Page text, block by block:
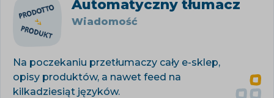
Automatyczny tłumacz
Wiadomość
Na poczekaniu przetłumaczy cały e-sklep,
opisy produktów, a nawet feed na
kilkadziesiąt języków.